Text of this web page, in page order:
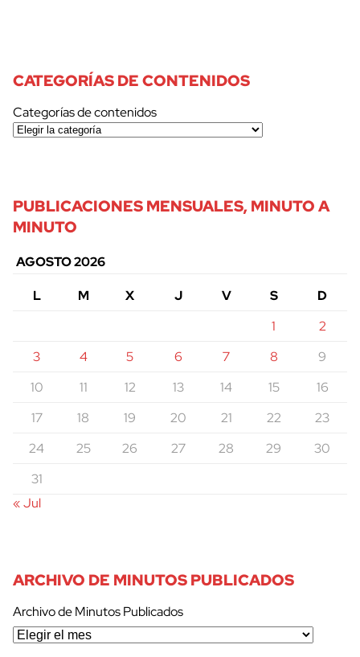
CATEGORÍAS DE CONTENIDOS
Categorías de contenidos
PUBLICACIONES MENSUALES, MINUTO A
MINUTO
AGOSTO 2026
L
M X J V S
D
1
2
3
4 5 6 7 8
9
10
11 12 13 14 15
16
17
18 19 20 21 22
23
24
25 26 27 28 29
30
31
« Jul
ARCHIVO DE MINUTOS PUBLICADOS
Archivo de Minutos Publicados